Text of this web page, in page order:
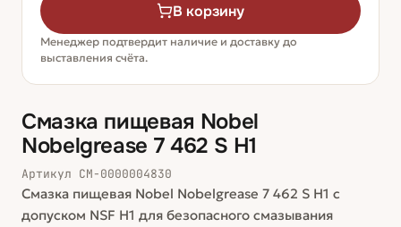
Смазка пищевая Nobel
Nobelgrease 7 462 S H1
Артикул СМ-0000004830
Смазка пищевая Nobel Nobelgrease 7 462 S H1 с
допуском NSF H1 для безопасного смазывания
В корзину
Менеджер подтвердит наличие и доставку до
выставления счёта.